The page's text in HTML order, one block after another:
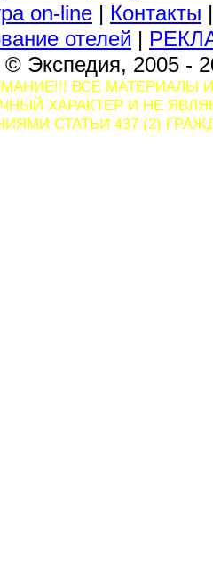
on-line | Контакты
отелей |
© Экспедия, 2005 -
ВСЕ МАТЕРИАЛЫ
ХАРАКТЕР И НЕ
СТАТЬИ 437 (2)